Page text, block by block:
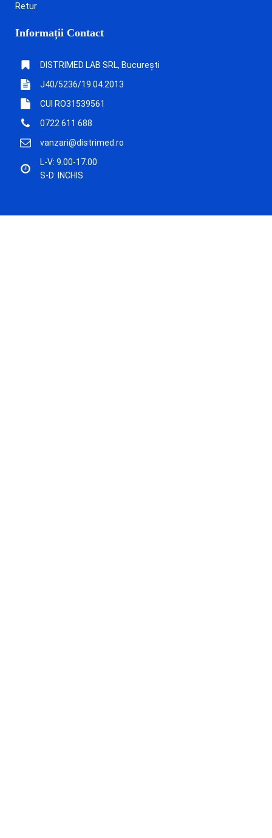
Retur
Informații Contact
DISTRIMED LAB SRL, București
J40/5236/19.04.2013
CUI RO31539561
0722 611 688
vanzari@distrimed.ro
L-V: 9.00-17.00
S-D: INCHIS